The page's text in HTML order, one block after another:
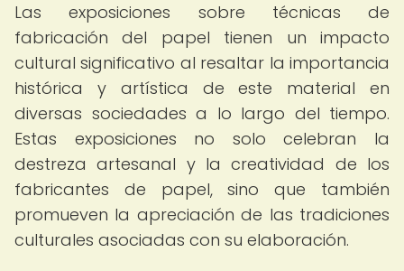
Las exposiciones sobre técnicas de
fabricación del papel tienen un impacto
cultural significativo al resaltar la importancia
histórica y artística de este material en
diversas sociedades a lo largo del tiempo.
Estas exposiciones no solo celebran la
destreza artesanal y la creatividad de los
fabricantes de papel, sino que también
promueven la apreciación de las tradiciones
culturales asociadas con su elaboración.